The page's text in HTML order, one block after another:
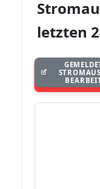
letzten